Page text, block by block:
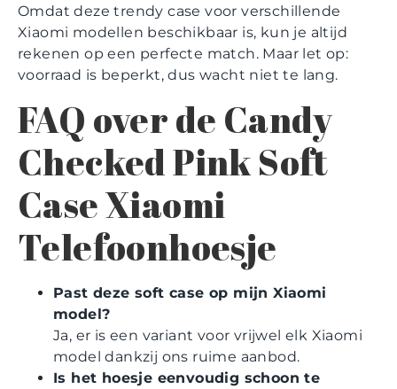
Omdat deze trendy case voor verschillende
Xiaomi modellen beschikbaar is, kun je altijd
rekenen op een perfecte match. Maar let op:
voorraad is beperkt, dus wacht niet te lang.
FAQ over de Candy
Checked Pink Soft
Case Xiaomi
Telefoonhoesje
Past deze soft case op mijn Xiaomi
model?
Ja, er is een variant voor vrijwel elk Xiaomi
model dankzij ons ruime aanbod.
Is het hoesje eenvoudig schoon te